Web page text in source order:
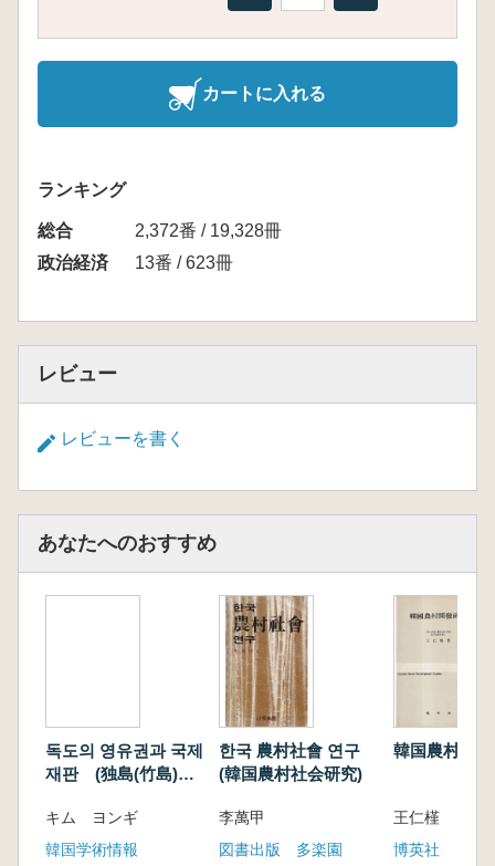
カートに入れる
ランキング
総合
2,372番 / 19,328冊
政治経済
13番 / 623冊
レビュー
レビューを書く
あなたへのおすすめ
독도의 영유권과 국제
재판 (独島(竹島)の
キム ヨンギ
韓国学術情報
한국 農村社會 연구
(韓国農村社会研究)
李萬甲
図書出版 多楽園
韓国農村開
王仁槿
博英社